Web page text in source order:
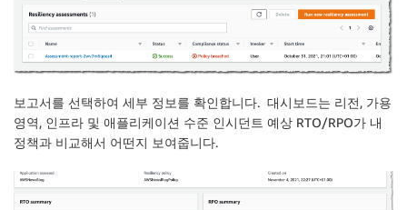
보고서를 선택하여 세부 정보를 확인합니다. 대시보드는 리전, 가용
영역, 인프라 및 애플리케이션 수준 인시던트 예상 RTO/RPO가 내
정책과 비교해서 어떤지 보여줍니다.